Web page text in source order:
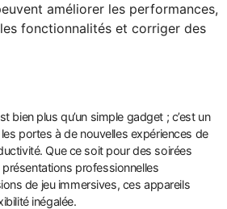
améliorer les performances,
fonctionnalités et corriger des
bien plus qu’un simple gadget ; c’est un
portes à de nouvelles expériences de
Que ce soit pour des soirées
professionnelles
de jeu immersives, ces appareils
inégalée.